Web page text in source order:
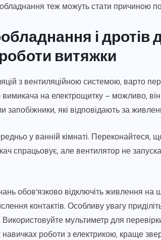
теж можуть стати причиною
і дротів
роботи витяжки
з вентиляційною системою, варто
на електрощитку – можливо, він
запобіжники, які відповідають за
у ванній кімнаті.
спрацьовує, але вентилятор не
обов’язково відключіть живлення на
контактів. Особливу увагу
мультиметр для перевірки
роботи з електрикою, краще